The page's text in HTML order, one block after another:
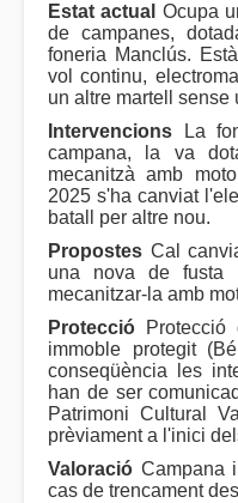
Estat actual Ocupa
de campanes,
foneria Manclús.
vol continu,
un altre martell sense
Intervencions La
campana, la va
mecanitzà amb
2025 s'ha canviat
batall per altre nou.
Propostes Cal
una nova de fusta
mecanitzar-la amb
Protecció Protecció
immoble protegit
conseqüència les
han de ser
Patrimoni Cultural
prèviament a l'inici
Valoració Campana
cas de trencament